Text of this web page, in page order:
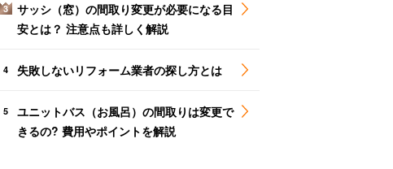
3
サッシ（窓）の間取り変更が必要になる目
安とは？ 注意点も詳しく解説
4 失敗しないリフォーム業者の探し方とは
5
ユニットバス（お風呂）の間取りは変更で
きるの? 費用やポイントを解説